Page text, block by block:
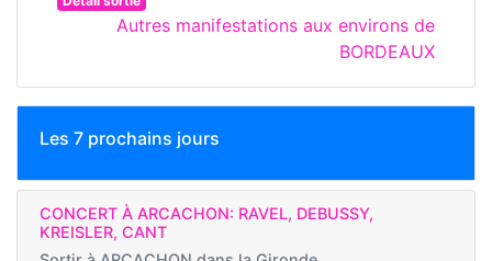
Autres manifestations aux environs de
BORDEAUX
Les 7 prochains jours
CONCERT À ARCACHON: RAVEL, DEBUSSY,
KREISLER, CANT